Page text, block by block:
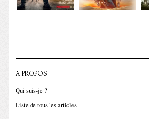
A PROPOS
Qui suis-je ?
Liste de tous les articles